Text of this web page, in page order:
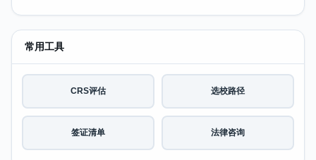
常用工具
CRS评估 选校路径
签证清单 法律咨询